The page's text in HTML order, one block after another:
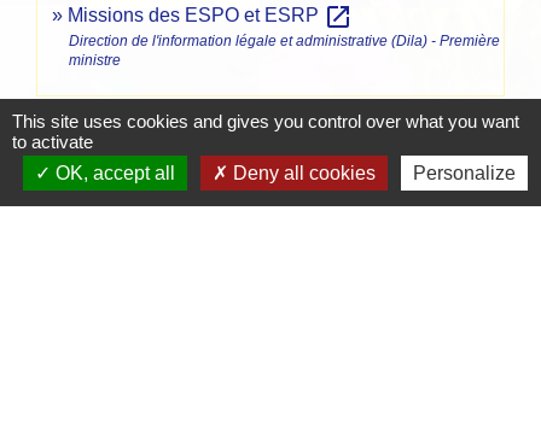
Missions des ESPO et ESRP open_in_new
Direction de l'information légale et administrative (Dila) - Première
ministre
Comment faire si...
Je suis en situation de handicap
This site uses cookies and gives you control over what you want
to activate
OK, accept all
Deny all cookies Personalize